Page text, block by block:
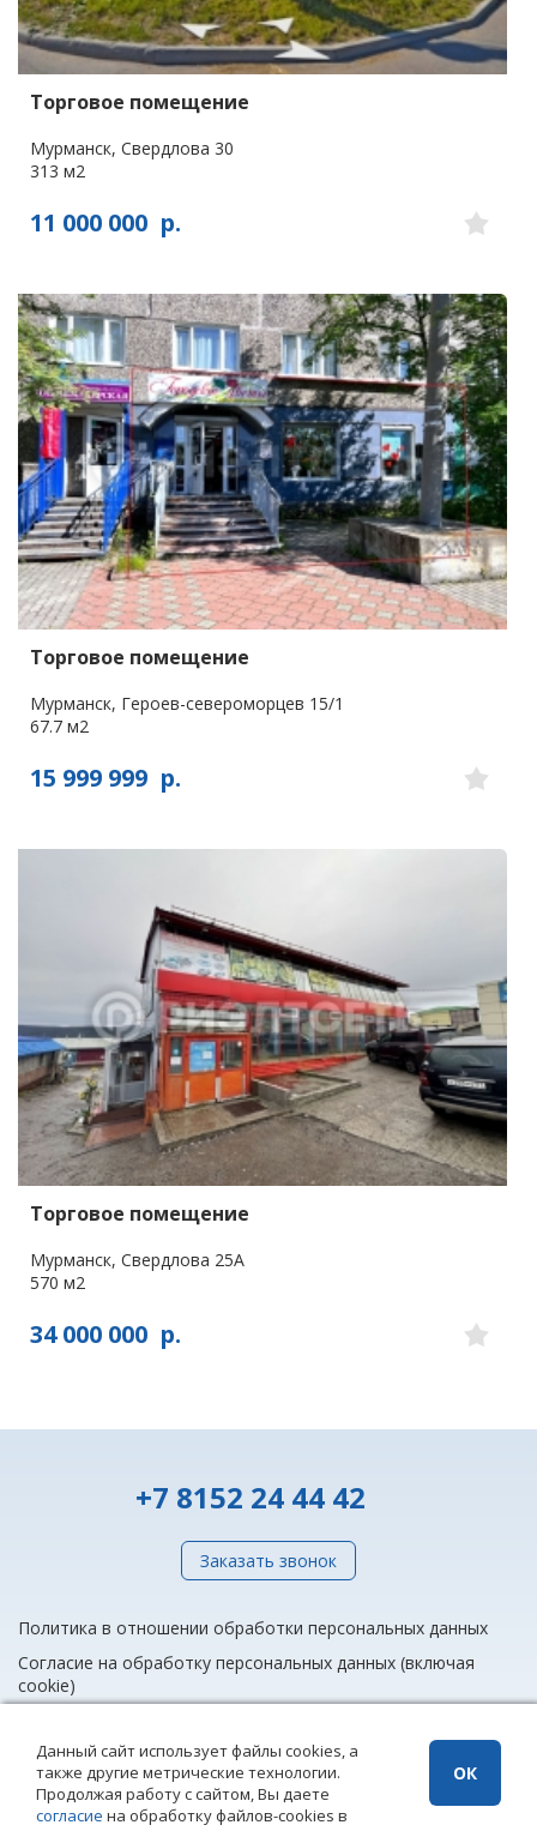
Торговое помещение
Мурманск, Свердлова 30
313 м2
11 000 000 р.
Торговое помещение
Мурманск, Героев-североморцев 15/1
67.7 м2
15 999 999 р.
Торговое помещение
Мурманск, Свердлова 25А
570 м2
34 000 000 р.
+7 8152 24 44 42
Заказать звонок
Политика в отношении обработки персональных данных
Согласие на обработку персональных данных (включая
cookie)
info@rieltnet.ru
© 2005 - 2026 ООО Агентство недвижимости «Риэлт» Мурманск, ул.
Данный сайт использует файлы cookies, а
также другие метрические технологии.
Продолжая работу с сайтом, Вы даете
согласие на обработку файлов-cookies в
ОК